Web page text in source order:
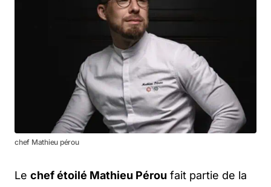
chef Mathieu pérou
Le chef étoilé Mathieu Pérou fait partie de la